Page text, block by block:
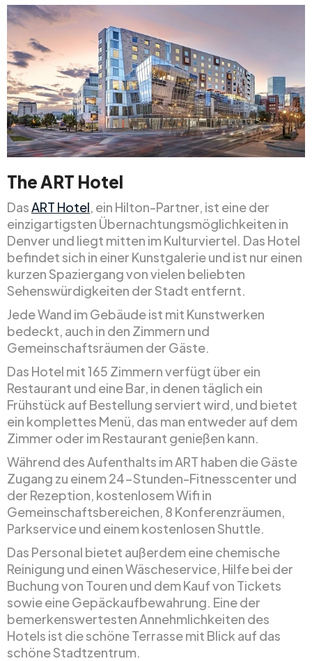
The ART Hotel
DasART Hotel, ein Hilton-Partner, ist eine der
einzigartigsten Übernachtungsmöglichkeiten in
Denver und liegt mitten im Kulturviertel. Das Hotel
befindet sich in einer Kunstgalerie und ist nur einen
kurzen Spaziergang von vielen beliebten
Sehenswürdigkeiten der Stadt entfernt.
Jede Wand im Gebäude ist mit Kunstwerken
bedeckt, auch in den Zimmern und
Gemeinschaftsräumen der Gäste.
Das Hotel mit 165 Zimmern verfügt über ein
Restaurant und eine Bar, in denen täglich ein
Frühstück auf Bestellung serviert wird, und bietet
ein komplettes Menü, das man entweder auf dem
Zimmer oder im Restaurant genießen kann.
Während des Aufenthalts im ART haben die Gäste
Zugang zu einem 24-Stunden-Fitnesscenter und
der Rezeption, kostenlosem Wifi in
Gemeinschaftsbereichen, 8 Konferenzräumen,
Parkservice und einem kostenlosen Shuttle.
Das Personal bietet außerdem eine chemische
Reinigung und einen Wäscheservice, Hilfe bei der
Buchung von Touren und dem Kauf von Tickets
sowie eine Gepäckaufbewahrung. Eine der
bemerkenswertesten Annehmlichkeiten des
Hotels ist die schöne Terrasse mit Blick auf das
schöne Stadtzentrum.